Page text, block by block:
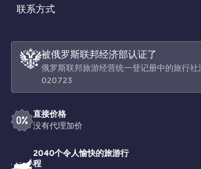
联系方式
被俄罗斯联邦经济部认证了
俄罗斯联邦旅游经营统一登记册中的旅行
020723
直接价格
没有代理加价
2040个令人愉快的旅游行
程